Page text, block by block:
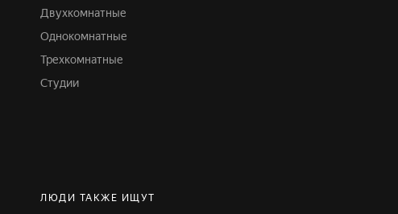
Двухкомнатные
Однокомнатные
Трехкомнатные
Студии
ЛЮДИ ТАКЖЕ ИЩУТ